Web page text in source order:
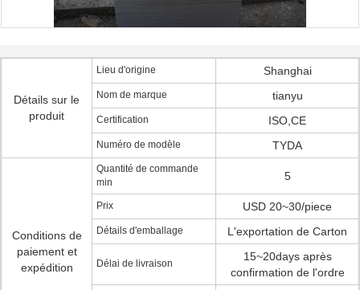
Détails sur le
produit
Lieu d'origine Shanghai
Nom de marque tianyu
Certification ISO,CE
Numéro de modèle TYDA
Conditions de
paiement et
expédition
Quantité de commande
min
5
Prix USD 20~30/piece
Détails d'emballage L'exportation de Carton
Délai de livraison
15~20days après
confirmation de l'ordre